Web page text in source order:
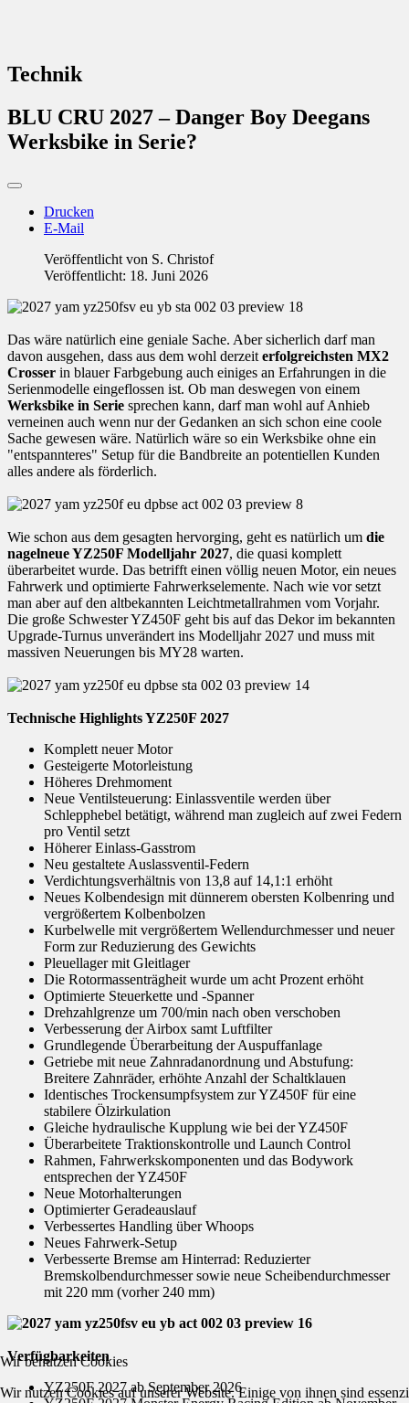
Technik
BLU CRU 2027 – Danger Boy Deegans
Werksbike in Serie?
Drucken
E-Mail
Veröffentlicht von S. Christof
Veröffentlicht: 18. Juni 2026
Das wäre natürlich eine geniale Sache. Aber sicherlich darf man
davon ausgehen, dass aus dem wohl derzeit erfolgreichsten MX2
Crosser in blauer Farbgebung auch einiges an Erfahrungen in die
Serienmodelle eingeflossen ist. Ob man deswegen von einem
Werksbike in Serie sprechen kann, darf man wohl auf Anhieb
verneinen auch wenn nur der Gedanken an sich schon eine coole
Sache gewesen wäre. Natürlich wäre so ein Werksbike ohne ein
"entspannteres" Setup für die Bandbreite an potentiellen Kunden
alles andere als förderlich.
Wie schon aus dem gesagten hervorging, geht es natürlich um die
nagelneue YZ250F Modelljahr 2027, die quasi komplett
überarbeitet wurde. Das betrifft einen völlig neuen Motor, ein neues
Fahrwerk und optimierte Fahrwerkselemente. Nach wie vor setzt
man aber auf den altbekannten Leichtmetallrahmen vom Vorjahr.
Die große Schwester YZ450F geht bis auf das Dekor im bekannten
Upgrade-Turnus unverändert ins Modelljahr 2027 und muss mit
massiven Neuerungen bis MY28 warten.
Technische Highlights YZ250F 2027
Komplett neuer Motor
Gesteigerte Motorleistung
Höheres Drehmoment
Neue Ventilsteuerung: Einlassventile werden über
Schlepphebel betätigt, während man zugleich auf zwei Federn
pro Ventil setzt
Höherer Einlass-Gasstrom
Neu gestaltete Auslassventil-Federn
Verdichtungsverhältnis von 13,8 auf 14,1:1 erhöht
Neues Kolbendesign mit dünnerem obersten Kolbenring und
vergrößertem Kolbenbolzen
Kurbelwelle mit vergrößertem Wellendurchmesser und neuer
Form zur Reduzierung des Gewichts
Pleuellager mit Gleitlager
Die Rotormassenträgheit wurde um acht Prozent erhöht
Optimierte Steuerkette und -Spanner
Drehzahlgrenze um 700/min nach oben verschoben
Verbesserung der Airbox samt Luftfilter
Grundlegende Überarbeitung der Auspuffanlage
Getriebe mit neue Zahnradanordnung und Abstufung:
Breitere Zahnräder, erhöhte Anzahl der Schaltklauen
Identisches Trockensumpfsystem zur YZ450F für eine
stabilere Ölzirkulation
Gleiche hydraulische Kupplung wie bei der YZ450F
Überarbeitete Traktionskontrolle und Launch Control
Rahmen, Fahrwerkskomponenten und das Bodywork
entsprechen der YZ450F
Neue Motorhalterungen
Optimierter Geradeauslauf
Verbessertes Handling über Whoops
Neues Fahrwerk-Setup
Verbesserte Bremse am Hinterrad: Reduzierter
Bremskolbendurchmesser sowie neue Scheibendurchmesser
mit 220 mm (vorher 240 mm)
Verfügbarkeiten
YZ250F 2027 ab September 2026
Wir benutzen Cookies
Wir nutzen Cookies auf unserer Website. Einige von ihnen sind